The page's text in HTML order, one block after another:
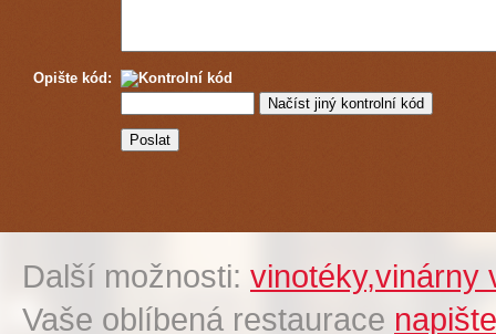
Opište kód:
Další možnosti: vinotéky,vinárny
Vaše oblíbená restaurace